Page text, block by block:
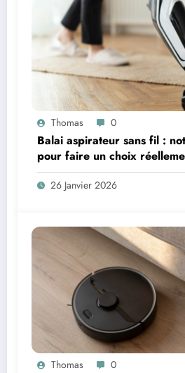
Thomas 0
Balai aspirateur sans fil :
pour faire un choix
26 Janvier 2026
Thomas 0